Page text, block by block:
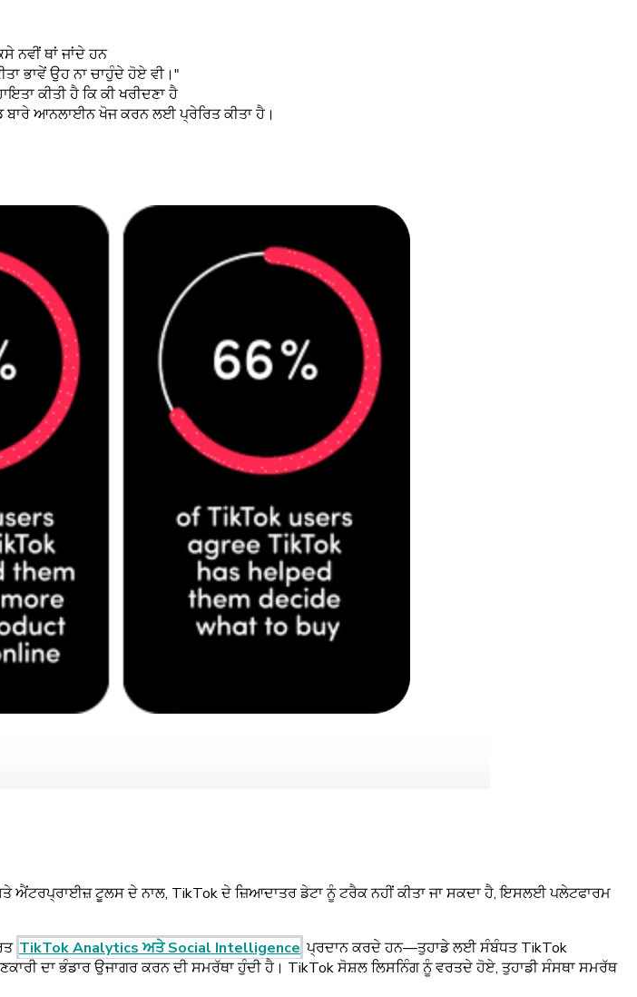
ਨਵੀਂ ਥਾਂ ਜਾਂਦੇ ਹਨ
ਭਾਵੇਂ ਉਹ ਨਾ ਚਾਹੁੰਦੇ ਹੋਏ ਵੀ।"
ਕੀਤੀ ਹੈ ਕਿ ਕੀ ਖਰੀਦਣਾ ਹੈ
ਬਾਰੇ ਆਨਲਾਈਨ ਖੋਜ ਕਰਨ ਲਈ ਪ੍ਰੇਰਿਤ ਕੀਤਾ ਹੈ।
ਟੂਲਸ ਦੇ ਨਾਲ, TikTok ਦੇ ਜ਼ਿਆਦਾਤਰ ਡੇਟਾ ਨੂੰ ਟਰੈਕ ਨਹੀਂ ਕੀਤਾ ਜਾ ਸਕਦਾ ਹੈ, ਇਸਲਈ ਪਲੇਟਫਾਰਮ
TikTok Analytics ਅਤੇ Social Intelligence ਪ੍ਰਦਾਨ ਕਰਦੇ ਹਨ—ਤੁਹਾਡੇ ਲਈ ਸੰਬੰਧਤ TikTok
ਦਾ ਭੰਡਾਰ ਉਜਾਗਰ ਕਰਨ ਦੀ ਸਮਰੱਥਾ ਹੁੰਦੀ ਹੈ। TikTok ਸੋਸ਼ਲ ਲਿਸਨਿੰਗ ਨੂੰ ਵਰਤਦੇ ਹੋਏ, ਤੁਹਾਡੀ ਸੰਸਥਾ ਸਮਰੱਥ